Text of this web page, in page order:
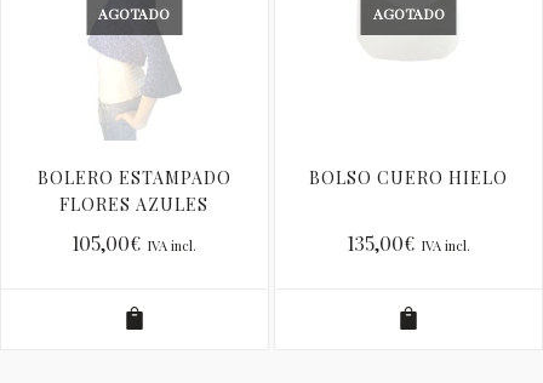
AGOTADO
BOLERO ESTAMPADO
FLORES AZULES
105,00€ IVA incl.
AGOTADO
BOLSO CUERO HIELO
135,00€ IVA incl.